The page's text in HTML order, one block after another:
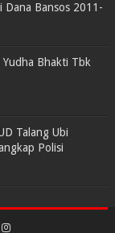
Bansos 2011-
Bhakti Tbk
Talang Ubi
Polisi